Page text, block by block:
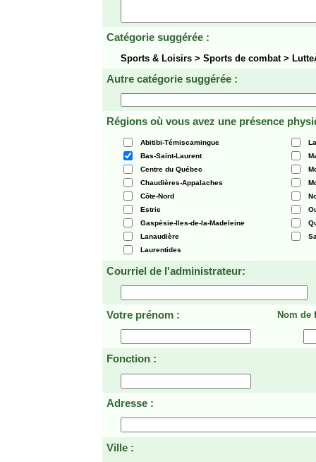
Catégorie suggérée :
Sports & Loisirs > Sports de combat >
Autre catégorie suggérée :
Régions où vous avez une présence
Abitibi-Témiscamingue
Bas-Saint-Laurent
Centre du Québec
Chaudières-Appalaches
Côte-Nord
Estrie
Gaspésie-Iles-de-la-Madeleine
Lanaudière
Laurentides
Courriel de l'administrateur:
Votre prénom : Nom de
Fonction :
Adresse :
Ville :